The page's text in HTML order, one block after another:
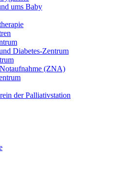
ums Baby
Diabetes-Zentrum
(ZNA)
der Palliativstation